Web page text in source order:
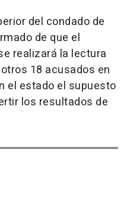
del condado de
de que el
realizará la lectura
18 acusados en
el estado el supuesto
los resultados de